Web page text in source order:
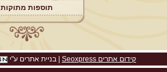
תוספות מתוקות
קידום אתרים Seoxpress בניית אתרים ע"י